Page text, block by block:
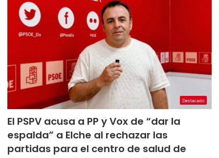
Destacado
El PSPV acusa a PP y Vox de “dar la
espalda” a Elche al rechazar las
partidas para el centro de salud de